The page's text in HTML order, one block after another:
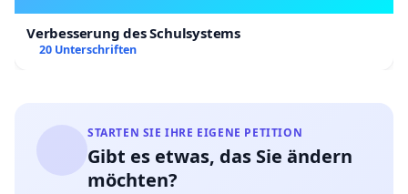
Verbesserung des Schulsystems
20 Unterschriften
STARTEN SIE IHRE EIGENE PETITION
Gibt es etwas, das Sie ändern
möchten?